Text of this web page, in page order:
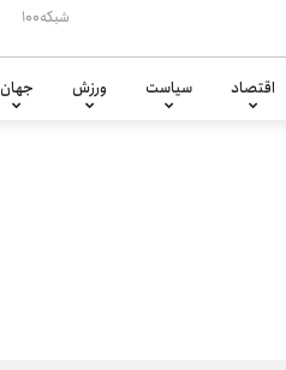
شبکه۱۰۰
اقتصاد سیاست ورزش جهان